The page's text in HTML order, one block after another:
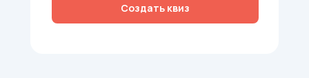
Создать квиз